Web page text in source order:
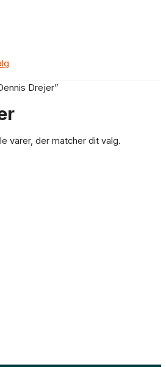
Drejer”
varer, der matcher dit valg.